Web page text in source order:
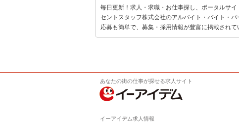
毎日更新！求人・求職・お仕事探し、ポータルサ
セントスタッフ株式会社のアルバイト・バイト・パ
応募も簡単で、募集・採用情報が豊富に掲載され
あなたの街の仕事が探せる求人サイト
イーアイデム求人情報